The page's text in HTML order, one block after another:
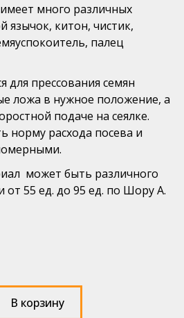
РАВ®
гальванических ванн
РАВ®
насадки РАВ®
область, Кстовский район,
стр. №3 (территория базы
много различных
язычок, китон, чистик,
палец
прессования семян
ложа в нужное положение, а
подаче на сеялке.
норму расхода посева и
может быть различного
от 55 ед. до 95 ед. по Шору А.
В корзину